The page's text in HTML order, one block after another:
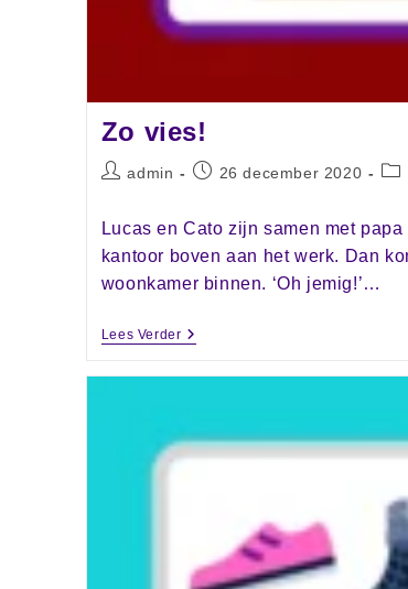
Zo vies!
admin 26 december 2020
Lucas en Cato zijn samen met
kantoor boven aan het werk. Dan
woonkamer binnen. ‘Oh jemig!’…
Lees Verder